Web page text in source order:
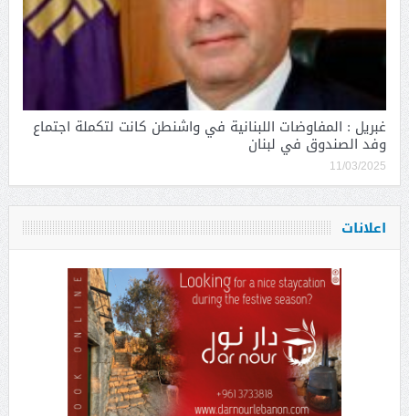
غبريل : المفاوضات اللبنانية في واشنطن كانت لتكملة اجتماع
وفد الصندوق في لبنان
11/03/2025
اعلانات